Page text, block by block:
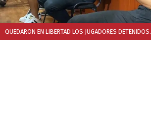
QUEDARON EN LIBERTAD LOS JUGADORES DETENIDOS.